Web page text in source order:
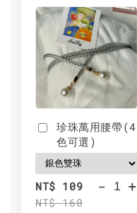
珍珠萬用腰帶(4
色可選)
NT$ 109
NT$ 160
- +